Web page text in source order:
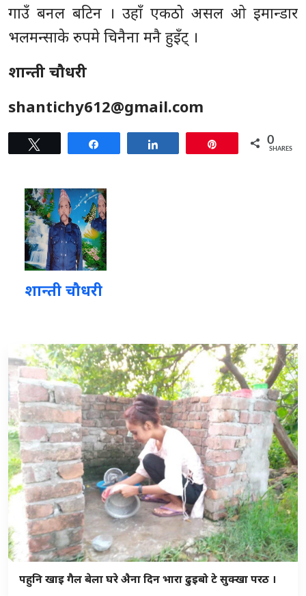
गाउँ बनल बटिन । उहाँ एकठो असल ओ इमान्डार
भलमन्साके रुपमे चिनैना मनै हुइँट् ।
शान्ती चौधरी
shantichy612@gmail.com
0
SHARES
शान्ती चौधरी
पहुनि खाइ गैल बेला घरे अ‍ैना दिन भारा ढुइबो टे सुक्खा परठ ।